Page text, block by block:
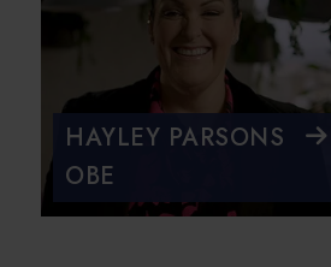
HAYLEY PARSONS
OBE